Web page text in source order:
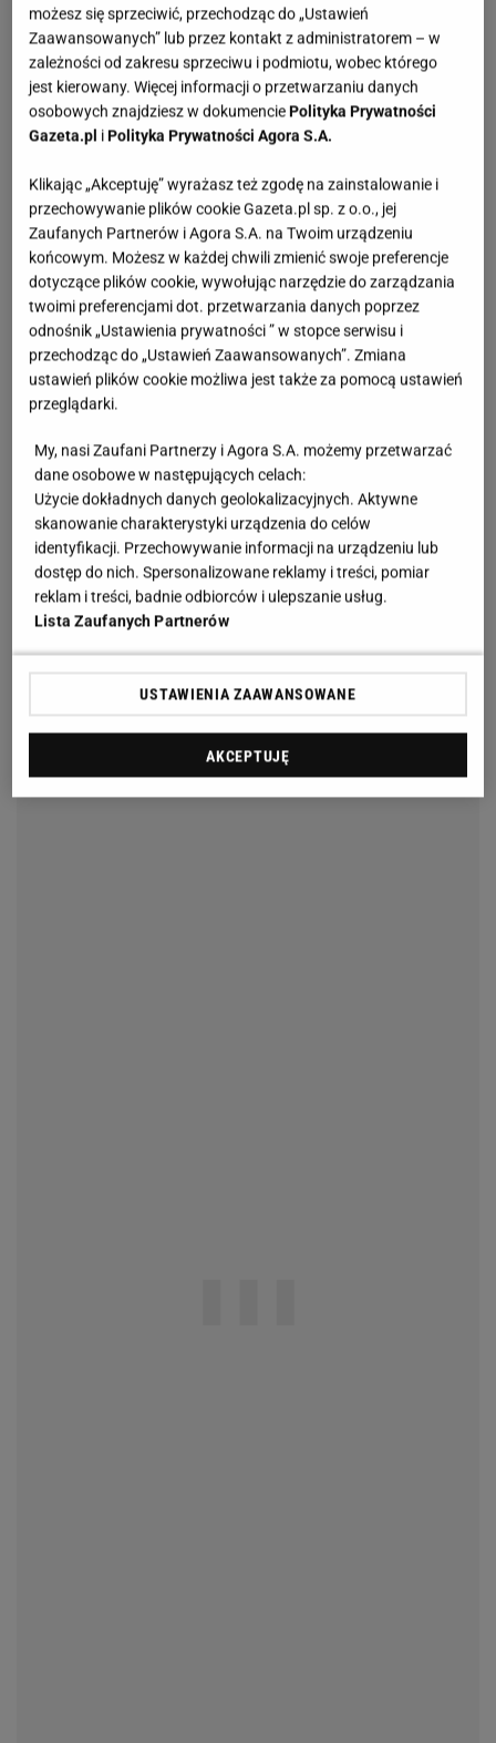
możesz się sprzeciwić, przechodząc do „Ustawień
Zaawansowanych” lub przez kontakt z administratorem – w
zależności od zakresu sprzeciwu i podmiotu, wobec którego
jest kierowany. Więcej informacji o przetwarzaniu danych
osobowych znajdziesz w dokumenciePolityka Prywatności
Gazeta.pl iPolityka Prywatności Agora S.A.
Klikając „Akceptuję” wyrażasz też zgodę na zainstalowanie i
przechowywanie plików cookie Gazeta.pl sp. z o.o., jej
Zaufanych Partnerów i Agora S.A. na Twoim urządzeniu
końcowym. Możesz w każdej chwili zmienić swoje preferencje
dotyczące plików cookie, wywołując narzędzie do zarządzania
twoimi preferencjami dot. przetwarzania danych poprzez
odnośnik „Ustawienia prywatności ” w stopce serwisu i
przechodząc do „Ustawień Zaawansowanych”. Zmiana
ustawień plików cookie możliwa jest także za pomocą ustawień
przeglądarki.
My, nasi Zaufani Partnerzy i Agora S.A. możemy przetwarzać
dane osobowe w następujących celach:
Użycie dokładnych danych geolokalizacyjnych. Aktywne
skanowanie charakterystyki urządzenia do celów
identyfikacji. Przechowywanie informacji na urządzeniu lub
dostęp do nich. Spersonalizowane reklamy i treści, pomiar
reklam i treści, badnie odbiorców i ulepszanie usług.
Lista Zaufanych Partnerów
USTAWIENIA ZAAWANSOWANE
AKCEPTUJĘ